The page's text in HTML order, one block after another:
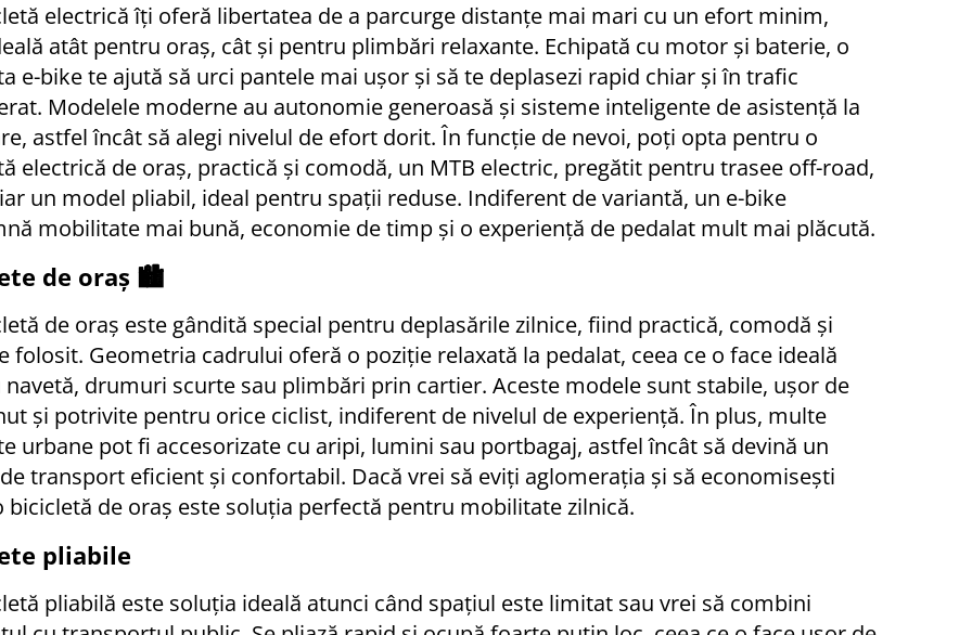
electrică îți oferă libertatea de a parcurge distanțe mai mari cu un efort minim,
atât pentru oraș, cât și pentru plimbări relaxante. Echipată cu motor și baterie, o
e-bike te ajută să urci pantele mai ușor și să te deplasezi rapid chiar și în trafic
Modelele moderne au autonomie generoasă și sisteme inteligente de asistență la
astfel încât să alegi nivelul de efort dorit. În funcție de nevoi, poți opta pentru o
electrică de oraș, practică și comodă, un MTB electric, pregătit pentru trasee off-road,
un model pliabil, ideal pentru spații reduse. Indiferent de variantă, un e-bike
mobilitate mai bună, economie de timp și o experiență de pedalat mult mai plăcută.
de oraș 🏙️
de oraș este gândită special pentru deplasările zilnice, fiind practică, comodă și
folosit. Geometria cadrului oferă o poziție relaxată la pedalat, ceea ce o face ideală
drumuri scurte sau plimbări prin cartier. Aceste modele sunt stabile, ușor de
și potrivite pentru orice ciclist, indiferent de nivelul de experiență. În plus, multe
urbane pot fi accesorizate cu aripi, lumini sau portbagaj, astfel încât să devină un
transport eficient și confortabil. Dacă vrei să eviți aglomerația și să economisești
bicicletă de oraș este soluția perfectă pentru mobilitate zilnică.
pliabile
pliabilă este soluția ideală atunci când spațiul este limitat sau vrei să combini